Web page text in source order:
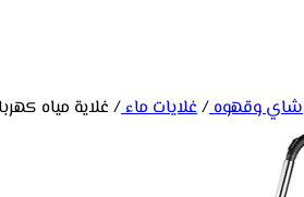
شاي وقهوه/غلايات ماء/غلاية مياه كهربائية كولن 0.8